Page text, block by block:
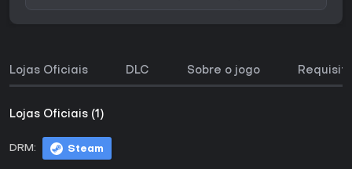
Lojas Oficiais DLC Sobre o jogo
Lojas Oficiais (1)
DRM: Steam